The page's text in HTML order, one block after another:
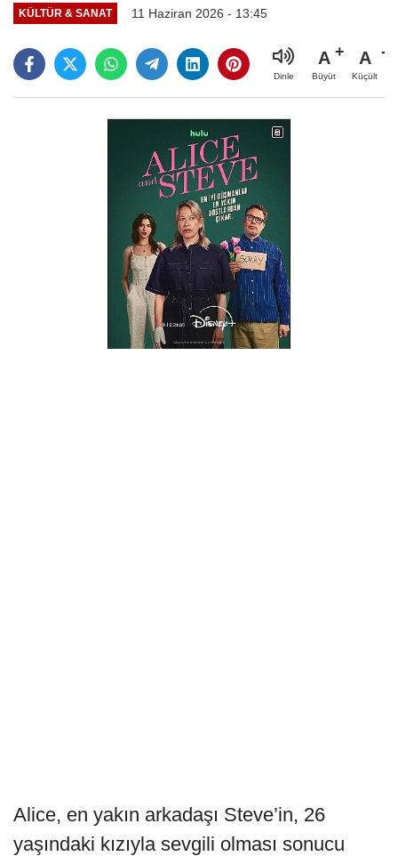
KÜLTÜR & SANAT 11 Haziran 2026 - 13:45
Dinle
A
Büyüt
A
Küçült
Alice, en yakın arkadaşı Steve’in, 26
yaşındaki kızıyla sevgili olması sonucu